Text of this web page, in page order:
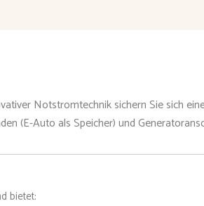
Notstromtechnik sichern Sie sich
(E-Auto als Speicher) und
bietet: